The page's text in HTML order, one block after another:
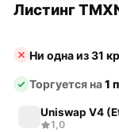
Листинг
Ни одна из 31
Торгуется на1
Uniswap V4
1,0